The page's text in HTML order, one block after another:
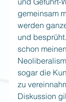
gemeinsam
werden
und
schon
sogar die
zu
Diskussion